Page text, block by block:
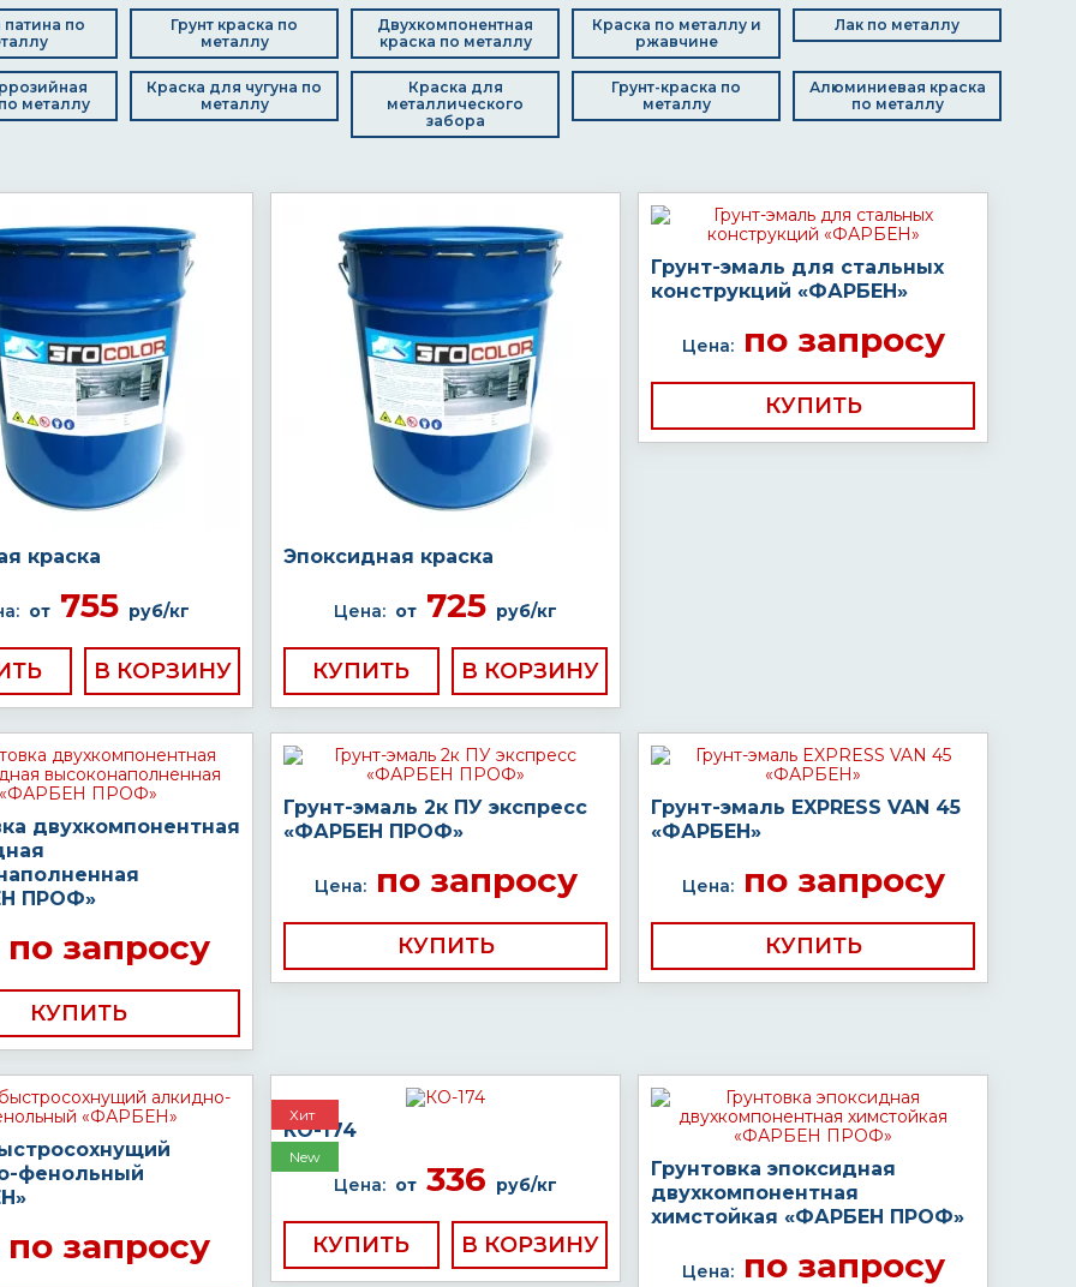
патина по
Грунт краска по
металлу
Двухкомпонентная
краска по металлу
Краска по металлу и
ржавчине
Лак по металлу
металлу
Краска для чугуна по
металлу
Краска для
металлического
забора
Грунт-краска по
металлу
Алюминиевая краска
по металлу
краска
от755 руб/кг
Эпоксидная краска
Цена: от 725 руб/кг
КУПИТЬ
Грунт-эмаль для стальных
конструкций «ФАРБЕН»
Цена:по запросу
КУПИТЬ
двухкомпонентная
ПРОФ»
запросу
КУПИТЬ
Грунт-эмаль 2к ПУ экспресс
«ФАРБЕН ПРОФ»
Цена:по запросу
КУПИТЬ
Грунт-эмаль EXPRESS VAN 45
«ФАРБЕН»
Цена:по запросу
КУПИТЬ
фенольный
запросу
Хит
New
КО-174
Цена: от 336 руб/кг
КУПИТЬ
Грунтовка эпоксидная
двухкомпонентная
химстойкая «ФАРБЕН ПРОФ»
Цена:по запросу